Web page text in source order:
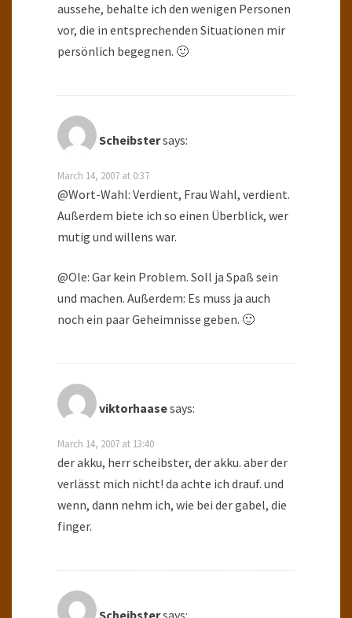
aussehe, behalte ich den wenigen Personen
vor, die in entsprechenden Situationen mir
persönlich begegnen. 🙂
Scheibstersays:
March 14, 2007 at 0:37
@Wort-Wahl: Verdient, Frau Wahl, verdient.
Außerdem biete ich so einen Überblick, wer
mutig und willens war.
@Ole: Gar kein Problem. Soll ja Spaß sein
und machen. Außerdem: Es muss ja auch
noch ein paar Geheimnisse geben. 🙂
viktorhaasesays:
March 14, 2007 at 13:40
der akku, herr scheibster, der akku. aber der
verlässt mich nicht! da achte ich drauf. und
wenn, dann nehm ich, wie bei der gabel, die
finger.